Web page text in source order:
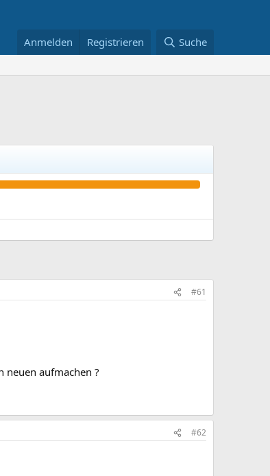
Anmelden Registrieren Suche
#61
neuen aufmachen ?
#62